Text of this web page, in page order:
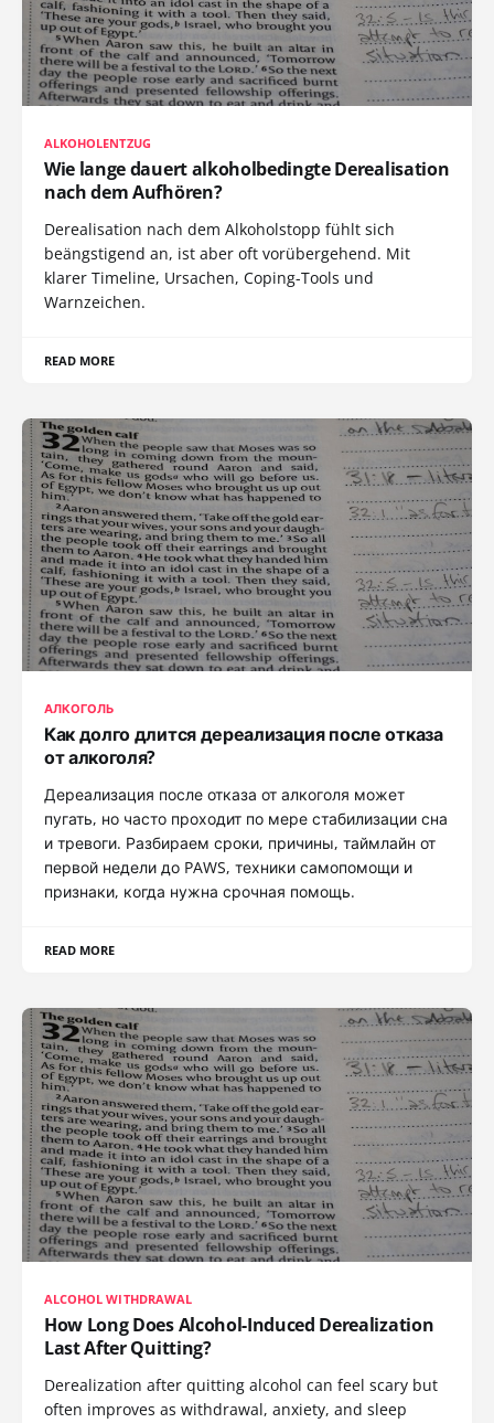
ALKOHOLENTZUG
Wie lange dauert alkoholbedingte Derealisation
nach dem Aufhören?
Derealisation nach dem Alkoholstopp fühlt sich
beängstigend an, ist aber oft vorübergehend. Mit
klarer Timeline, Ursachen, Coping-Tools und
Warnzeichen.
READ MORE
АЛКОГОЛЬ
Как долго длится дереализация после отказа
от алкоголя?
Дереализация после отказа от алкоголя может
пугать, но часто проходит по мере стабилизации сна
и тревоги. Разбираем сроки, причины, таймлайн от
первой недели до PAWS, техники самопомощи и
признаки, когда нужна срочная помощь.
READ MORE
ALCOHOL WITHDRAWAL
How Long Does Alcohol-Induced Derealization
Last After Quitting?
Derealization after quitting alcohol can feel scary but
often improves as withdrawal, anxiety, and sleep